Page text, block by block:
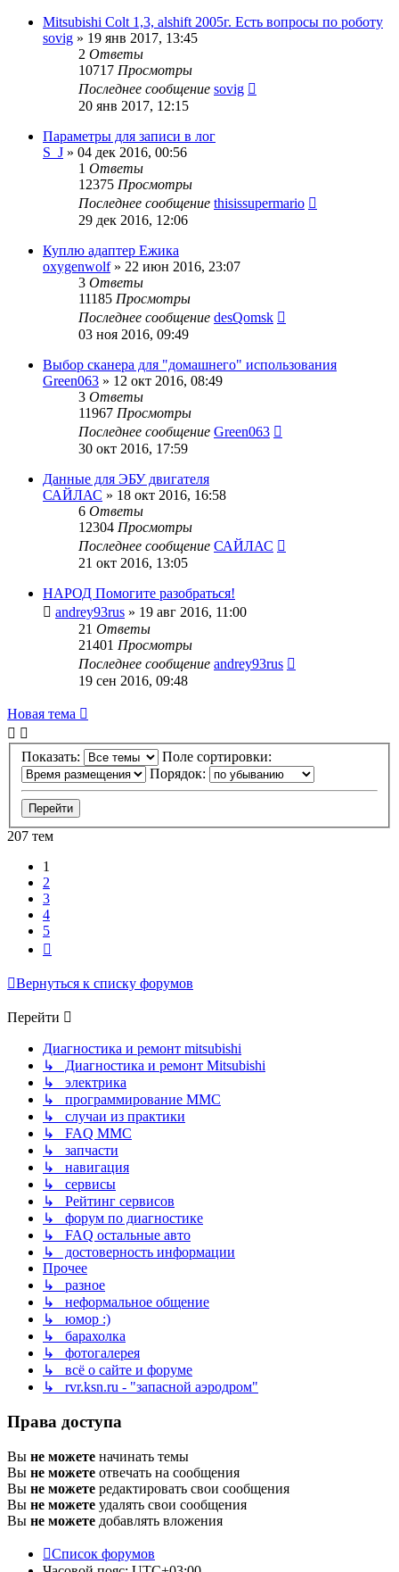
Mitsubishi Colt 1,3, alshift 2005г. Есть вопросы по роботу
sovig » 19 янв 2017, 13:45
2 Ответы
10717 Просмотры
Последнее сообщение sovig
20 янв 2017, 12:15
Параметры для записи в лог
S_J » 04 дек 2016, 00:56
1 Ответы
12375 Просмотры
Последнее сообщение thisissupermario
29 дек 2016, 12:06
Куплю адаптер Ежика
oxygenwolf» 22 июн 2016, 23:07
3 Ответы
11185 Просмотры
Последнее сообщение desQomsk
03 ноя 2016, 09:49
Выбор сканера для "домашнего" использования
Green063 » 12 окт 2016, 08:49
3 Ответы
11967 Просмотры
Последнее сообщение Green063
30 окт 2016, 17:59
Данные для ЭБУ двигателя
САЙЛАС » 18 окт 2016, 16:58
6 Ответы
12304 Просмотры
Последнее сообщение САЙЛАС
21 окт 2016, 13:05
НАРОД Помогите разобраться!
andrey93rus » 19 авг 2016, 11:00
21 Ответы
21401 Просмотры
Последнее сообщение andrey93rus
19 сен 2016, 09:48
Новая тема
Показать:
Поле сортировки:
Порядок:
207 тем
1
2
3
4
5
Вернуться к списку форумов
Перейти
Диагностика и ремонт mitsubishi
↳ Диагностика и ремонт Mitsubishi
↳ электрика
↳ программирование MMC
↳ случаи из практики
↳ FAQ MMC
↳ запчасти
↳ навигация
↳ сервисы
↳ Рейтинг сервисов
↳ форум по диагностике
↳ FAQ остальные авто
↳ достоверность информации
Прочее
↳ разное
↳ неформальное общение
↳ юмор :)
↳ барахолка
↳ фотогалерея
↳ всё о сайте и форуме
↳ rvr.ksn.ru - "запасной аэродром"
Права доступа
Вы не можете начинать темы
Вы не можете отвечать на сообщения
Вы не можете редактировать свои сообщения
Вы не можете удалять свои сообщения
Вы не можете добавлять вложения
Список форумов